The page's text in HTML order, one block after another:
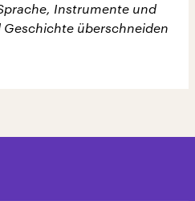
Instrumente und
überschneiden